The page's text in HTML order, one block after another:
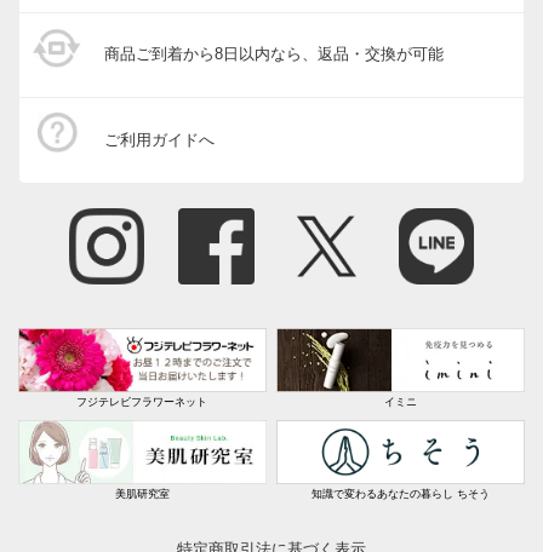
商品ご到着から8日以内なら、返品・交換が可能
ご利用ガイドへ
フジテレビフラワーネット イミニ
美肌研究室 知識で変わるあなたの暮らし ちそう